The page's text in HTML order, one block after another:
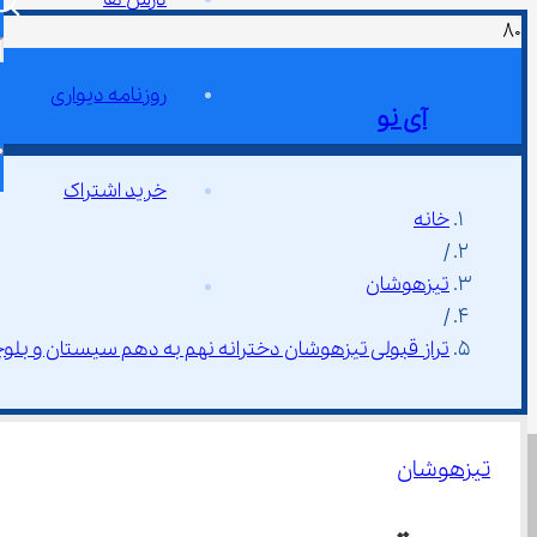
آی نو
روزنامه دیواری
خرید اشتراک
خانه
/
تیزهوشان
/
تراز قبولی تیزهوشان دخترانه نهم به دهم سیستان و
تیزهوشان